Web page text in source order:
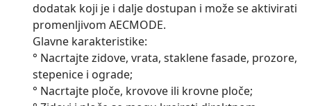
dodatak koji je i dalje dostupan i može se aktivirati
promenljivom AECMODE.
Glavne karakteristike:
° Nacrtajte zidove, vrata, staklene fasade, prozore,
stepenice i ograde;
° Nacrtajte ploče, krovove ili krovne ploče;